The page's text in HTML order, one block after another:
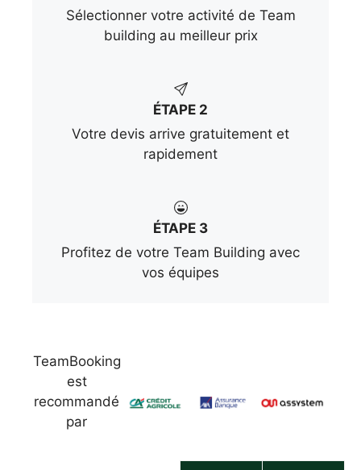
Sélectionner votre activité de Team
building au meilleur prix
ÉTAPE 2
Votre devis arrive gratuitement et
rapidement
ÉTAPE 3
Profitez de votre Team Building avec
vos équipes
TeamBooking
est
recommandé
par